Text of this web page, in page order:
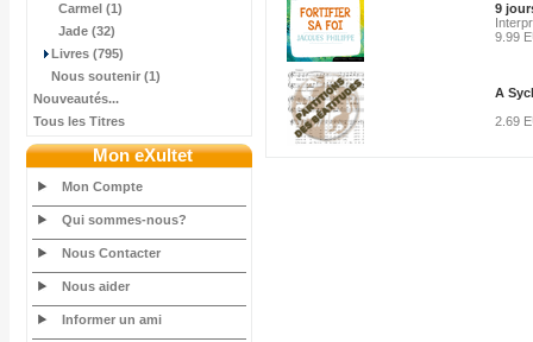
Carmel (1)
Jade (32)
Livres (795)
Nous soutenir (1)
Nouveautés...
Tous les Titres
Mon eXultet
Mon Compte
Qui sommes-nous?
Nous Contacter
Nous aider
Informer un ami
9
9.99
A
2.69